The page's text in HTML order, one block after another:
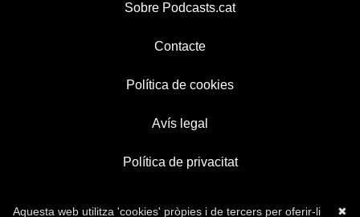
Sobre Podcasts.cat
Contacte
Política de cookies
Avís legal
Política de privacitat
✖
Aquesta web utilitza 'cookies' pròpies i de tercers per oferir-li